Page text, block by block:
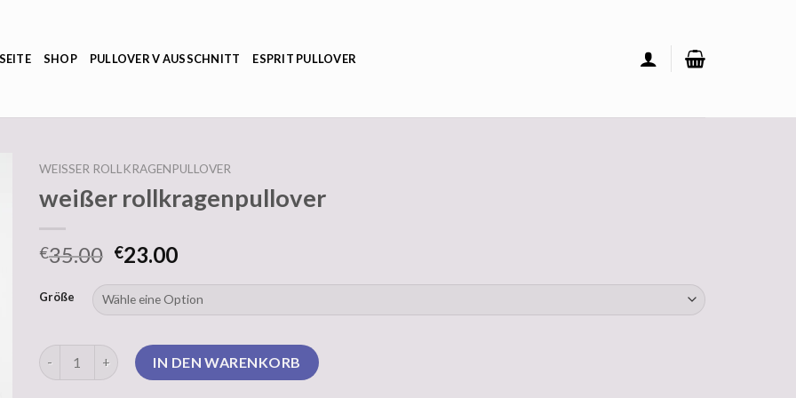
SHOP PULLOVER V AUSSCHNITT ESPRIT PULLOVER
WEISSER ROLLKRAGENPULLOVER
weißer rollkragenpullover
€35.00 €23.00
Größe
weißer rollkragenpullover Menge
IN DEN WARENKORB